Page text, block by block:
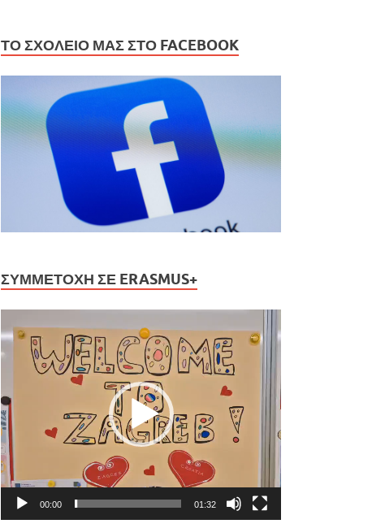
ΤΟ ΣΧΟΛΕΙΟ ΜΑΣ ΣΤΟ FACEBOOK
ΣΥΜΜΕΤΟΧΉ ΣΕ ERASMUS+
Αναπαραγωγής
Βίντεο
00:00 01:32